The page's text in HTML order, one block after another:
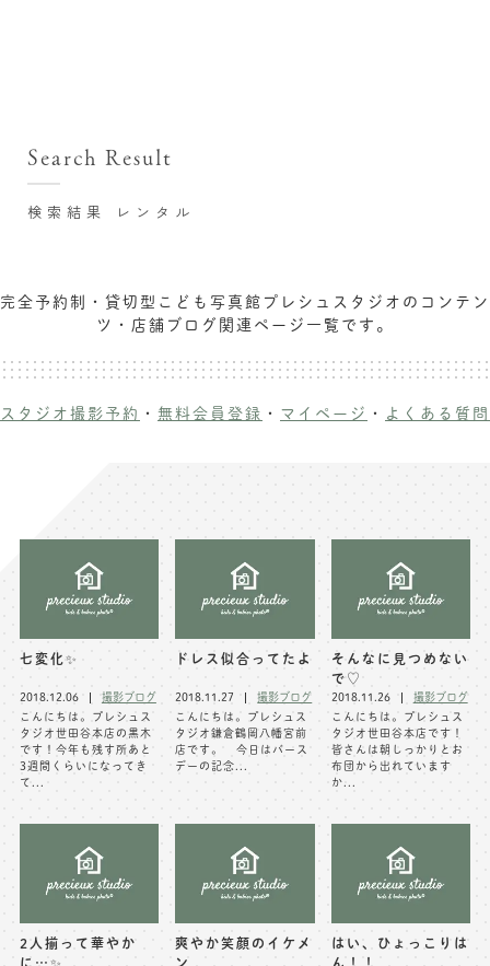
七五三お参り用着物レンタル
お宮参り写真撮影
成人式写真撮影
卒業袴･卒業写真撮影
入園入学･卒園卒業記念撮影
マタニティフォト撮影
初節句記念写真撮影
フレンド記念撮影
フォトウェディング
横浜港北店 et Fleur
お客様の声
スタジオブログ
記念撮影コラム
よくある質問
お祝いギフトカード
無料会員登録
お問い合わせ窓口
店舗情報についてはお手数ですが
toiawase@precieux-studio.com
検索結果 レンタル
Search Result
完全予約制・貸切型こども写真館プレシュスタジオのコンテン
ツ・店舗ブログ関連ページ一覧です。
スタジオ撮影予約 ・ 無料会員登録 ・ マイページ ・ よくある質問
七変化✨
2018.12.06
撮影ブログ
こんにちは。プレシュス
タジオ世田谷本店の黒木
です！今年も残す所あと
3週間くらいになってき
て...
ドレス似合ってたよ
2018.11.27
撮影ブログ
こんにちは。プレシュス
タジオ鎌倉鶴岡八幡宮前
店です。 今日はバース
デーの記念...
そんなに見つめない
で♡
2018.11.26
撮影ブログ
こんにちは。プレシュス
タジオ世田谷本店です！
皆さんは朝しっかりとお
布団から出れています
か...
2人揃って華やか
爽やか笑顔のイケメ
はい、ひょっこりは